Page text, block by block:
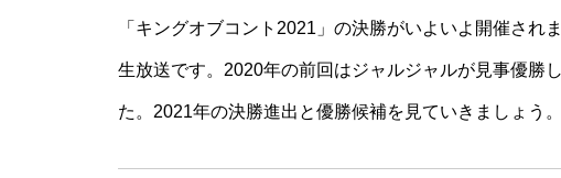
「キングオブコント2021」の決勝がいよいよ開催さ
生放送です。2020年の前回はジャルジャルが見事優勝
た。2021年の決勝進出と優勝候補を見ていきましょう。